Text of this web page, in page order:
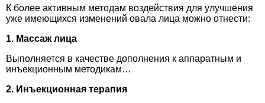
К более активным методам воздействия для улучшения
уже имеющихся изменений овала лица можно отнести:
1. Массаж лица
Выполняется в качестве дополнения к аппаратным и
инъекционным методикам…
2. Инъекционная терапия